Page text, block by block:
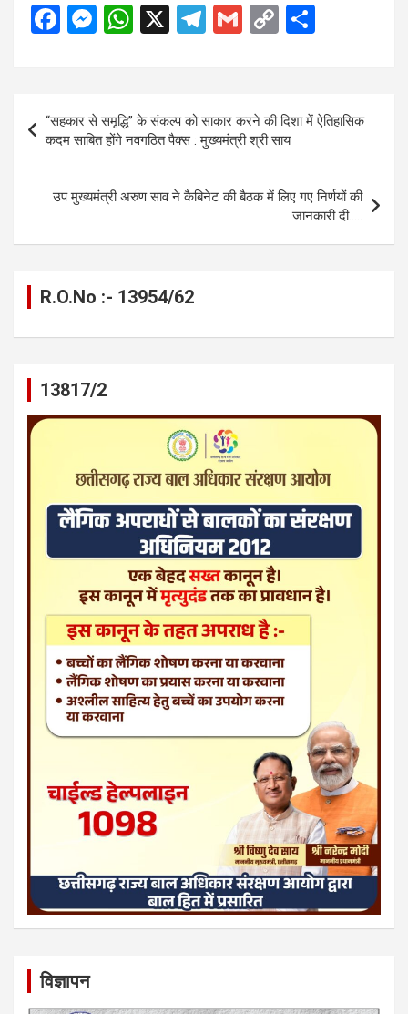
F
ce
o
o
k
M
se
g
er
W
at
s
A
p
p
X
T
e
a
m
G
ail
C
py
Li
n
k
ar
e
navigation
“सहकार से समृद्धि” के संकल्प को साकार करने की दिशा में ऐतिहासिक
कदम साबित होंगे नवगठित पैक्स : मुख्यमंत्री श्री साय
उप मुख्यमंत्री अरुण साव ने कैबिनेट की बैठक में लिए गए निर्णयों की
जानकारी दी…..
R.O.No :- 13954/62
13817/2
विज्ञापन